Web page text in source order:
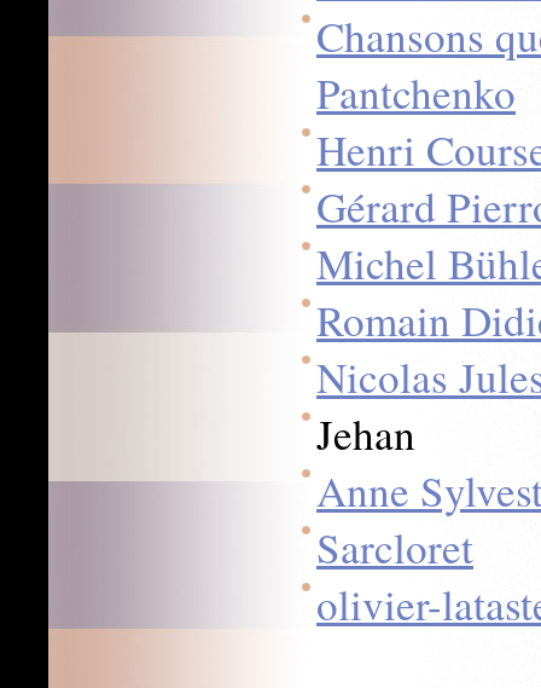
Chansons
Pantchenko
Henri
Gérard
Michel
Romain
Nicolas
Jehan
Anne
Sarcloret
olivier-